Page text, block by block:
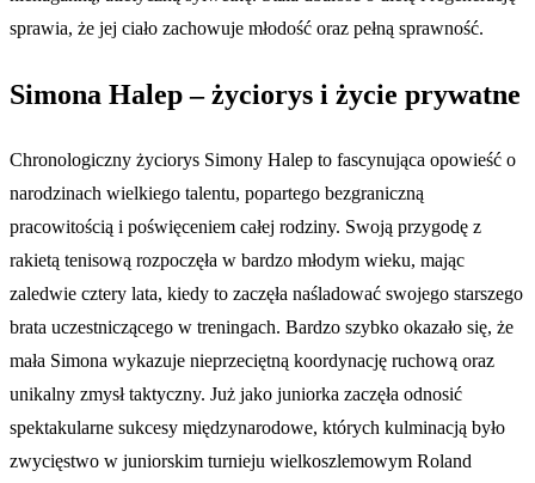
sprawia, że jej ciało zachowuje młodość oraz pełną sprawność.
Simona Halep – życiorys i życie prywatne
Chronologiczny życiorys Simony Halep to fascynująca opowieść o
narodzinach wielkiego talentu, popartego bezgraniczną
pracowitością i poświęceniem całej rodziny. Swoją przygodę z
rakietą tenisową rozpoczęła w bardzo młodym wieku, mając
zaledwie cztery lata, kiedy to zaczęła naśladować swojego starszego
brata uczestniczącego w treningach. Bardzo szybko okazało się, że
mała Simona wykazuje nieprzeciętną koordynację ruchową oraz
unikalny zmysł taktyczny. Już jako juniorka zaczęła odnosić
spektakularne sukcesy międzynarodowe, których kulminacją było
zwycięstwo w juniorskim turnieju wielkoszlemowym Roland